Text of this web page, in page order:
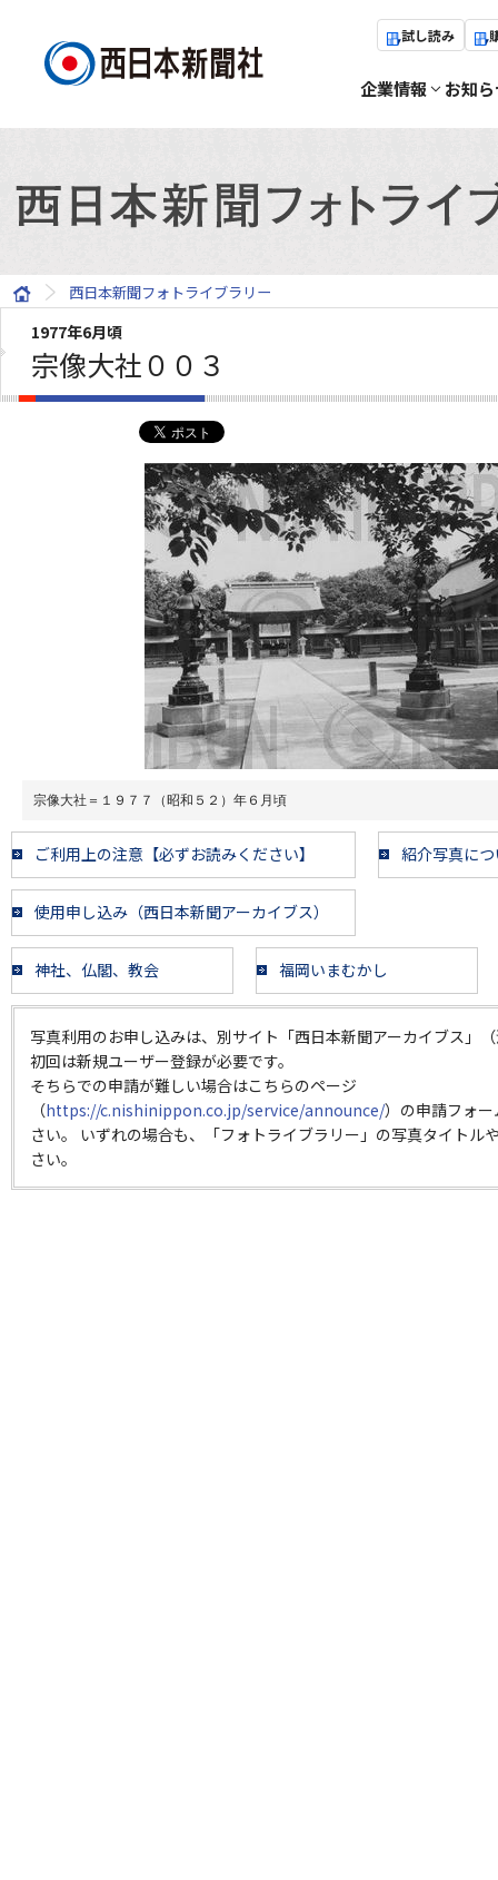
試し読み
企業情報 お知
西日本新聞フォトライブラリー
1977年6月頃
宗像大社００３
宗像大社＝１９７７（昭和５２）年６月頃
ご利用上の注意【必ずお読みください】 紹介写真に
使用申し込み（西日本新聞アーカイブス）
神社、仏閣、教会 福岡いまむかし
写真利用のお申し込みは、別サイト「西日本新聞アーカイブス」
初回は新規ユーザー登録が必要です。
そちらでの申請が難しい場合はこちらのページ
（https://c.nishinippon.co.jp/service/announce/）の申請フォ
さい。 いずれの場合も、「フォトライブラリー」の写真タイトル
さい。